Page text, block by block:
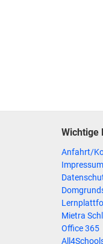
Wichtige
Anfahrt/
Impressum
Mietra
Office 365